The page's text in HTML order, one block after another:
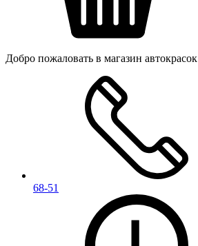
Добро пожаловать в магазин автокрасок
68-51